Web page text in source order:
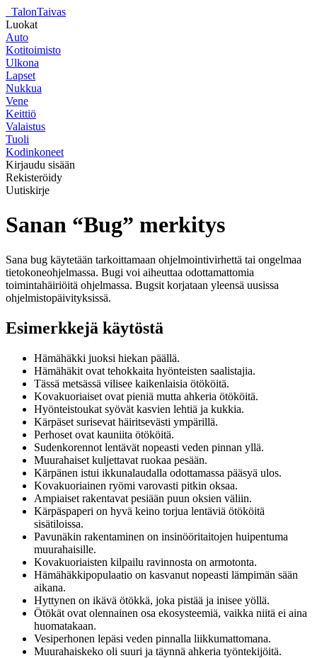
TalonTaivas
Luokat
Auto
Kotitoimisto
Ulkona
Lapset
Nukkua
Vene
Keittiö
Valaistus
Tuoli
Kodinkoneet
Kirjaudu sisään
Rekisteröidy
Uutiskirje
Sanan “Bug” merkitys
Sana bug käytetään tarkoittamaan ohjelmointivirhettä tai ongelmaa
tietokoneohjelmassa. Bugi voi aiheuttaa odottamattomia
toimintahäiriöitä ohjelmassa. Bugsit korjataan yleensä uusissa
ohjelmistopäivityksissä.
Esimerkkejä käytöstä
Hämähäkki juoksi hiekan päällä.
Hämähäkit ovat tehokkaita hyönteisten saalistajia.
Tässä metsässä vilisee kaikenlaisia ötököitä.
Kovakuoriaiset ovat pieniä mutta ahkeria ötököitä.
Hyönteistoukat syövät kasvien lehtiä ja kukkia.
Kärpäset surisevat häiritsevästi ympärillä.
Perhoset ovat kauniita ötököitä.
Sudenkorennot lentävät nopeasti veden pinnan yllä.
Muurahaiset kuljettavat ruokaa pesään.
Kärpänen istui ikkunalaudalla odottamassa pääsyä ulos.
Kovakuoriainen ryömi varovasti pitkin oksaa.
Ampiaiset rakentavat pesiään puun oksien väliin.
Kärpäspaperi on hyvä keino torjua lentäviä ötököitä
sisätiloissa.
Pavunäkin rakentaminen on insinööritaitojen huipentuma
muurahaisille.
Kovakuoriaisten kilpailu ravinnosta on armotonta.
Hämähäkkipopulaatio on kasvanut nopeasti lämpimän sään
aikana.
Hyttynen on ikävä ötökkä, joka pistää ja inisee yöllä.
Ötökät ovat olennainen osa ekosysteemiä, vaikka niitä ei aina
huomatakaan.
Vesiperhonen lepäsi veden pinnalla liikkumattomana.
Muurahaiskeko oli suuri ja täynnä ahkeria työntekijöitä.